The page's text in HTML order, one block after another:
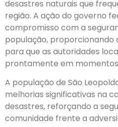
desastres naturais que
região. A ação do governo
compromisso com a
população, proporcionando
para que as autoridades
prontamente em
A população de São
melhorias significativas na
desastres, reforçando a
comunidade frente a